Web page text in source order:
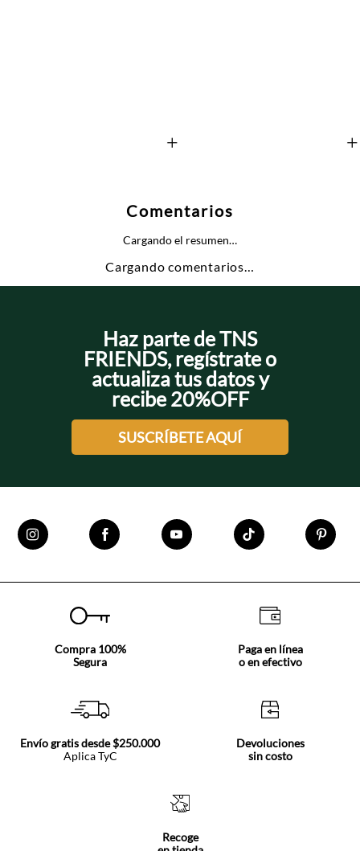
+ +
Comentarios
Cargando el resumen…
Cargando comentarios…
Haz parte de TNS
FRIENDS, regístrate o
actualiza tus datos y
recibe 20%OFF
SUSCRÍBETE AQUÍ
Compra 100%
Segura
Paga en línea
o en efectivo
Envío gratis desde $250.000
Aplica TyC
Devoluciones
sin costo
Recoge